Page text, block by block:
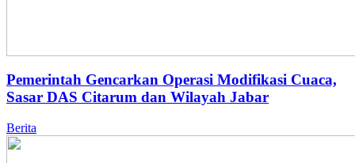
Pemerintah Gencarkan Operasi Modifikasi Cuaca,
Sasar DAS Citarum dan Wilayah Jabar
Berita